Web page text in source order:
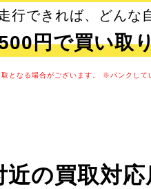
行できれば、どんな
円で買い取
となる場合がございます。 ※パンクして
近の買取対